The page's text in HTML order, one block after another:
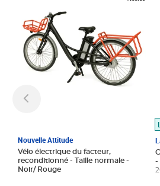
Nouvelle Attitude
Vélo électrique du facteur,
reconditionné - Taille normale -
Noir/ Rouge
-